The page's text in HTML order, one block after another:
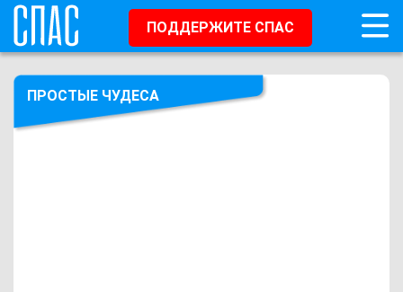
ПОДДЕРЖИТЕ СПАС
ПРОСТЫЕ ЧУДЕСА